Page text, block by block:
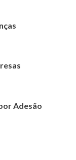
Adesão